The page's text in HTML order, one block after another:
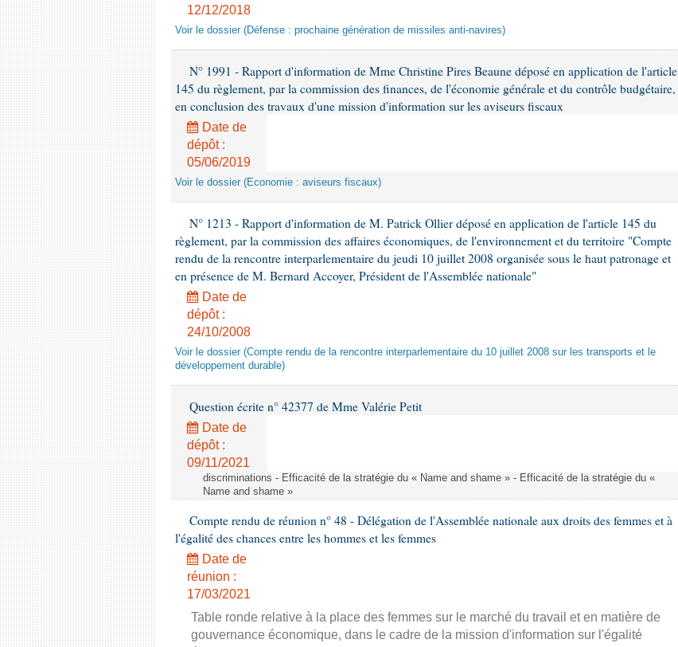
12/12/2018
Voir le dossier (Défense : prochaine génération de missiles anti-navires)
N° 1991 - Rapport d'information de Mme Christine Pires Beaune déposé en application de l'article
145 du règlement, par la commission des finances, de l'économie générale et du contrôle budgétaire,
en conclusion des travaux d'une mission d'information sur les aviseurs fiscaux
Date de
dépôt :
05/06/2019
Voir le dossier (Economie : aviseurs fiscaux)
N° 1213 - Rapport d'information de M. Patrick Ollier déposé en application de l'article 145 du
règlement, par la commission des affaires économiques, de l'environnement et du territoire "Compte
rendu de la rencontre interparlementaire du jeudi 10 juillet 2008 organisée sous le haut patronage et
en présence de M. Bernard Accoyer, Président de l'Assemblée nationale"
Date de
dépôt :
24/10/2008
Voir le dossier (Compte rendu de la rencontre interparlementaire du 10 juillet 2008 sur les transports et le
développement durable)
Question écrite n° 42377 de Mme Valérie Petit
Date de
dépôt :
09/11/2021
discriminations - Efficacité de la stratégie du « Name and shame » - Efficacité de la stratégie du «
Name and shame »
Compte rendu de réunion n° 48 - Délégation de l'Assemblée nationale aux droits des femmes et à
l'égalité des chances entre les hommes et les femmes
Date de
réunion :
17/03/2021
Table ronde relative à la place des femmes sur le marché du travail et en matière de
gouvernance économique, dans le cadre de la mission d'information sur l'égalité